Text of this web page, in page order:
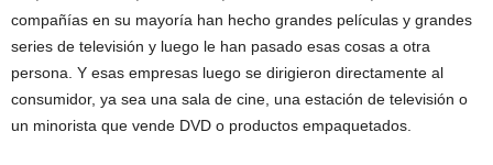
compañías en su mayoría han hecho grandes películas y grandes
series de televisión y luego le han pasado esas cosas a otra
persona. Y esas empresas luego se dirigieron directamente al
consumidor, ya sea una sala de cine, una estación de televisión o
un minorista que vende DVD o productos empaquetados.